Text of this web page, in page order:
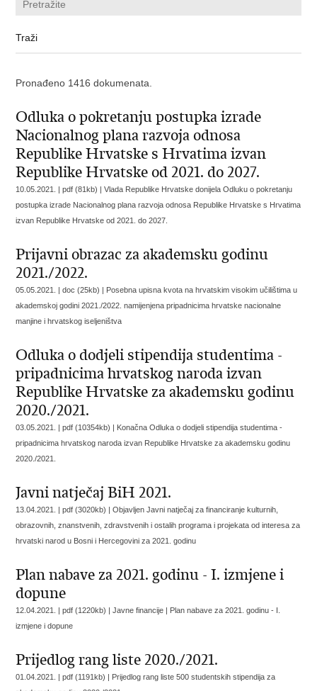
Pronađeno 1416 dokumenata.
Odluka o pokretanju postupka izrade
Nacionalnog plana razvoja odnosa
Republike Hrvatske s Hrvatima izvan
Republike Hrvatske od 2021. do 2027.
10.05.2021. | pdf (81kb) |Vlada Republike Hrvatske donijela Odluku o pokretanju
postupka izrade Nacionalnog plana razvoja odnosa Republike Hrvatske s Hrvatima
izvan Republike Hrvatske od 2021. do 2027.
Prijavni obrazac za akademsku godinu
2021./2022.
05.05.2021. | doc (25kb) | Posebna upisna kvota na hrvatskim visokim učilištima u
akademskoj godini 2021./2022. namijenjena pripadnicima hrvatske nacionalne
manjine i hrvatskog iseljeništva
Odluka o dodjeli stipendija studentima -
pripadnicima hrvatskog naroda izvan
Republike Hrvatske za akademsku godinu
2020./2021.
03.05.2021. | pdf (10354kb) | Konačna Odluka o dodjeli stipendija studentima -
pripadnicima hrvatskog naroda izvan Republike Hrvatske za akademsku godinu
2020./2021.
Javni natječaj BiH 2021.
13.04.2021. | pdf (3020kb) |Objavljen Javni natječaj za financiranje kulturnih,
obrazovnih, znanstvenih, zdravstvenih i ostalih programa i projekata od interesa za
hrvatski narod u Bosni i Hercegovini za 2021. godinu
Plan nabave za 2021. godinu - I. izmjene i
dopune
12.04.2021. | pdf (1220kb) | Javne financije | Plan nabave za 2021. godinu - I.
izmjene i dopune
Prijedlog rang liste 2020./2021.
01.04.2021. | pdf (1191kb) | Prijedlog rang liste 500 studentskih stipendija za